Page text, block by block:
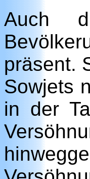
Auch
präsent.
Sowjets
in der